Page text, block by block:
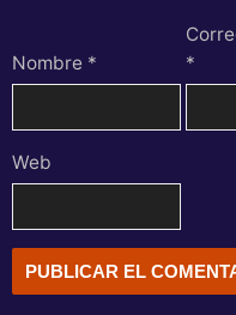
Nombre *
*
Web